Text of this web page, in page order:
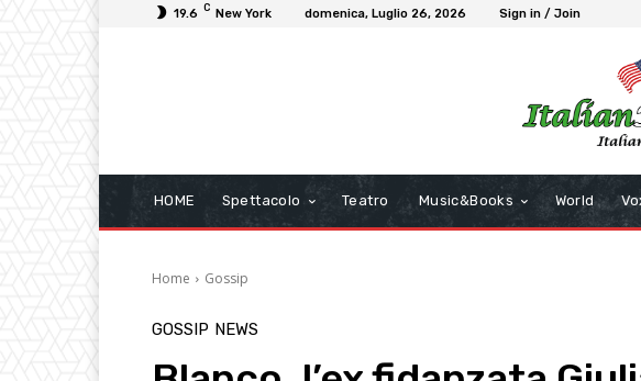
19.6 C New York domenica, Luglio 26, 2026 Sign in / Join
HOME Spettacolo Teatro Music&Books World
Home Gossip
GOSSIP NEWS